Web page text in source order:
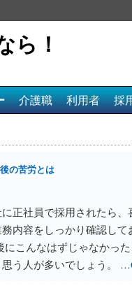
ら！
介護職 利用者 採
の苦労とは
正社員で採用されたら
内容をしっかり確認し
にこんなはずじゃなかっ
思う人が多いでしょう。 …